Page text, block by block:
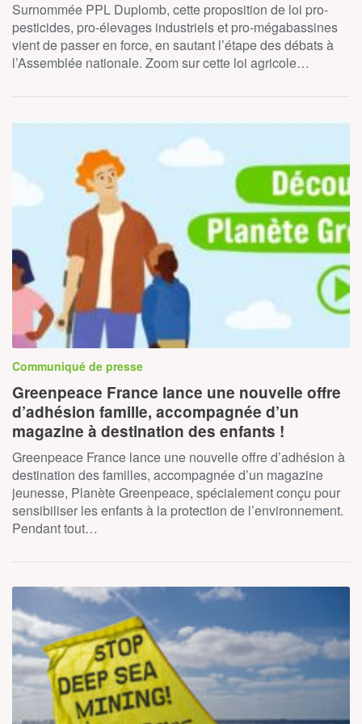
Surnommée PPL Duplomb, cette proposition de loi pro-
pesticides, pro-élevages industriels et pro-mégabassines
vient de passer en force, en sautant l’étape des débats à
l’Assemblée nationale. Zoom sur cette loi agricole…
Communiqué de presse
Greenpeace France lance une nouvelle offre
d’adhésion famille, accompagnée d’un
magazine à destination des enfants !
Greenpeace France lance une nouvelle offre d’adhésion à
destination des familles, accompagnée d’un magazine
jeunesse, Planète Greenpeace, spécialement conçu pour
sensibiliser les enfants à la protection de l’environnement.
Pendant tout…